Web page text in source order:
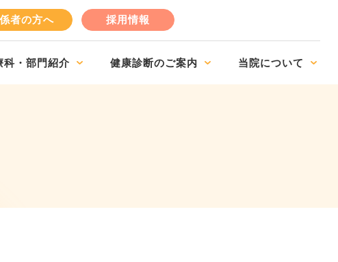
者の方へ 採用情報
科・部門紹介 健康診断のご案内 当院について